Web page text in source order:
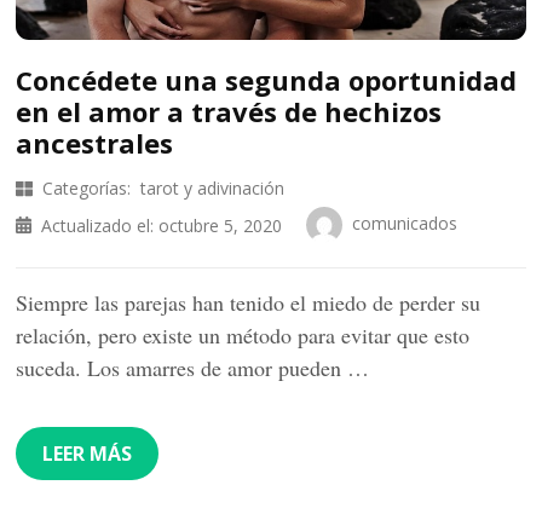
Concédete una segunda oportunidad
en el amor a través de hechizos
ancestrales
Categorías: tarot y adivinación
Actualizado el: octubre 5, 2020 comunicados
Siempre las parejas han tenido el miedo de perder su
relación, pero existe un método para evitar que esto
suceda. Los amarres de amor pueden …
LEER MÁS